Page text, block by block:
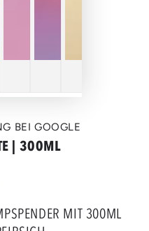
BEI GOOGLE
| 300ML
MIT 300ML